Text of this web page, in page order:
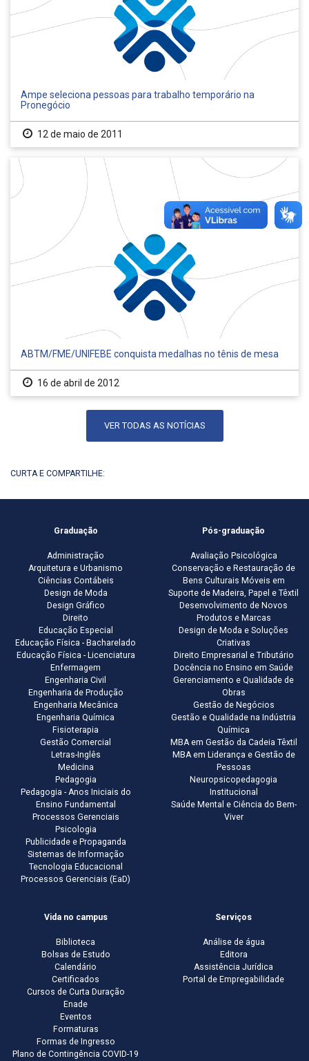
Ampe seleciona pessoas para trabalho temporário na
Pronegócio
12 de maio de 2011
ABTM/FME/UNIFEBE conquista medalhas no tênis de mesa
16 de abril de 2012
VER TODAS AS NOTÍCIAS
CURTA E COMPARTILHE:
Graduação
Administração
Arquitetura e Urbanismo
Ciências Contábeis
Design de Moda
Design Gráfico
Direito
Educação Especial
Educação Física - Bacharelado
Educação Física - Licenciatura
Enfermagem
Engenharia Civil
Engenharia de Produção
Engenharia Mecânica
Engenharia Química
Fisioterapia
Gestão Comercial
Letras-Inglês
Medicina
Pedagogia
Pedagogia - Anos Iniciais do
Ensino Fundamental
Processos Gerenciais
Psicologia
Publicidade e Propaganda
Sistemas de Informação
Tecnologia Educacional
Processos Gerenciais (EaD)
Pós-graduação
Avaliação Psicológica
Conservação e Restauração de
Bens Culturais Móveis em
Suporte de Madeira, Papel e Têxtil
Desenvolvimento de Novos
Produtos e Marcas
Design de Moda e Soluções
Criativas
Direito Empresarial e Tributário
Docência no Ensino em Saúde
Gerenciamento e Qualidade de
Obras
Gestão de Negócios
Gestão e Qualidade na Indústria
Química
MBA em Gestão da Cadeia Têxtil
MBA em Liderança e Gestão de
Pessoas
Neuropsicopedagogia
Institucional
Saúde Mental e Ciência do Bem-
Viver
Vida no campus
Biblioteca
Bolsas de Estudo
Calendário
Certificados
Cursos de Curta Duração
Enade
Eventos
Formaturas
Formas de Ingresso
Plano de Contingência COVID-19
Serviços
Análise de água
Editora
Assistência Jurídica
Portal de Empregabilidade